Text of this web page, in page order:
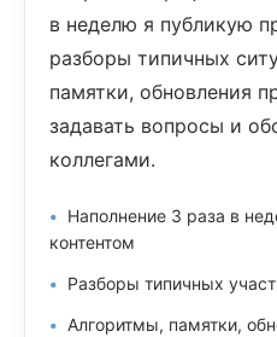
в неделю я публикую
разборы типичных
памятки, обновления
задавать вопросы и
коллегами.
Наполнение 3 раза в
контентом
Разборы типичных
Алгоритмы, памятки,